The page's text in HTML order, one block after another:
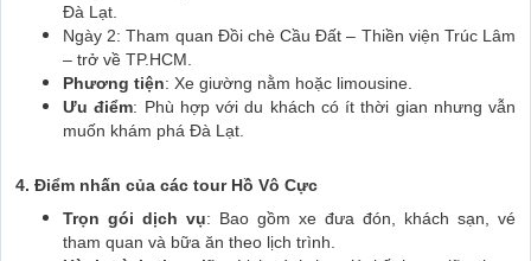
Đà Lạt.
Ngày 2: Tham quan Đồi chè Cầu Đất – Thiền viện Trúc Lâm
– trở về TP.HCM.
Phương tiện: Xe giường nằm hoặc limousine.
Ưu điểm: Phù hợp với du khách có ít thời gian nhưng vẫn
muốn khám phá Đà Lạt.
4. Điểm nhấn của các tour Hồ Vô Cực
Trọn gói dịch vụ: Bao gồm xe đưa đón, khách sạn, vé
tham quan và bữa ăn theo lịch trình.